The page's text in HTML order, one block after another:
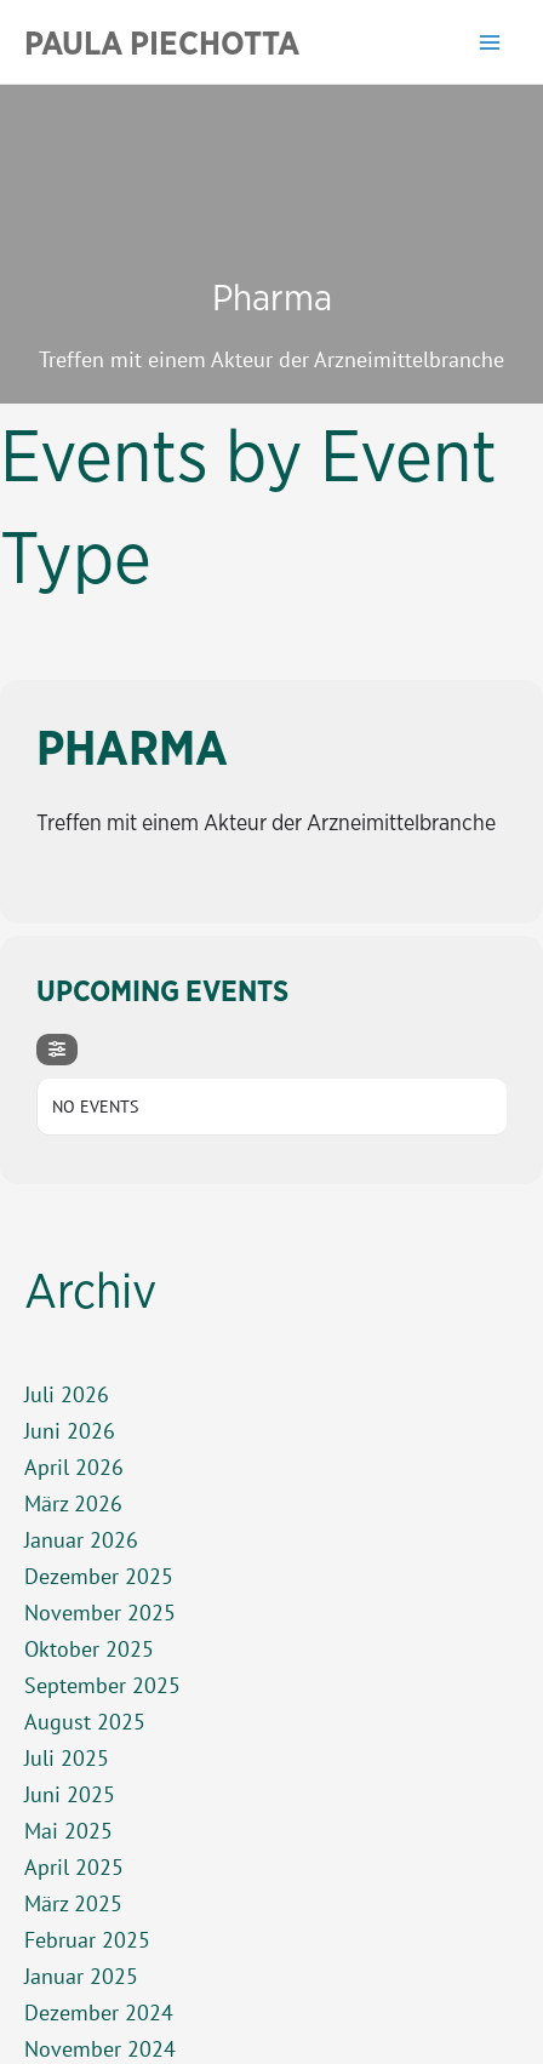
Inhalt
springen
PAULA PIECHOTTA
Pharma
Treffen mit einem Akteur der Arzneimittelbranche
Events by Event
Type
PHARMA
Treffen mit einem Akteur der Arzneimittelbranche
UPCOMING EVENTS
NO EVENTS
Archiv
Juli 2026
Juni 2026
April 2026
März 2026
Januar 2026
Dezember 2025
November 2025
Oktober 2025
September 2025
August 2025
Juli 2025
Juni 2025
Mai 2025
April 2025
März 2025
Februar 2025
Januar 2025
Dezember 2024
November 2024